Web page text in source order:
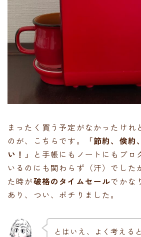
まったく買う予定がなかったけれ
のが、こちらです。
「節約、倹
い！」
と手帳にもノートにもブロ
いるのにも関わらず（汗）でした
た時が破格のタイムセールでかな
あり、つい、ポチりました。
とはいえ、よく考える